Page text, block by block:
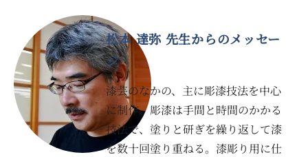
松本 達弥 先生からのメッセー
ジ
漆芸のなかの、主に彫漆技法を中心
に制作。彫漆は手間と時間のかかる
技法で、塗りと研ぎを繰り返して漆
を数十回塗り重ねる。漆彫り用に仕